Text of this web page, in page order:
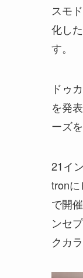
スモ
化し
す。
ドゥ
を発
ーズ
21イ
tron
で開
ンセ
クカ